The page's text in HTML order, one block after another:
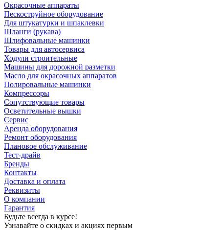
Окрасочные аппараты
Пескоструйное оборудование
Для штукатурки и шпаклевки
Шланги (рукава)
Шлифовальные машинки
Товары для автосервиса
Ходули строительные
Машины для дорожной разметки
Масло для окрасочных аппаратов
Полировальные машинки
Компрессоры
Сопутствующие товары
Осветительные вышки
Сервис
Аренда оборудования
Ремонт оборудования
Плановое обслуживание
Тест-драйв
Бренды
Контакты
Доставка и оплата
Реквизиты
О компании
Гарантия
Будьте всегда в курсе!
Узнавайте о скидках и акциях первым